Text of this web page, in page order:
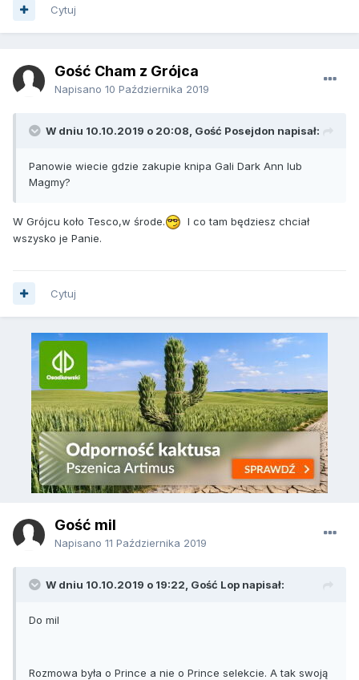
Cytuj
Gość Cham z Grójca
Napisano 10 Października 2019
W dniu 10.10.2019 o 20:08, Gość Posejdon napisał:
Panowie wiecie gdzie zakupie knipa Gali Dark Ann lub
Magmy?
W Grójcu koło Tesco,w środe.
I co tam będziesz chciał
wszysko je Panie.
Cytuj
Gość mil
Napisano 11 Października 2019
W dniu 10.10.2019 o 19:22, Gość Lop napisał:
Do mil
Rozmowa była o Prince a nie o Prince selekcie. A tak swoją